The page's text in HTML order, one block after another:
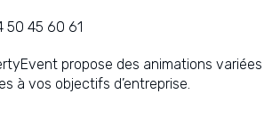
50 45 60 61
propose des animations
à vos objectifs d’entreprise.